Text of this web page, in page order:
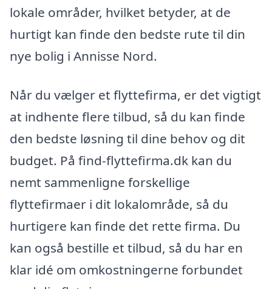
lokale områder, hvilket betyder, at de
hurtigt kan finde den bedste rute til din
nye bolig i Annisse Nord.
Når du vælger et flyttefirma, er det vigtigt
at indhente flere tilbud, så du kan finde
den bedste løsning til dine behov og dit
budget. På find-flyttefirma.dk kan du
nemt sammenligne forskellige
flyttefirmaer i dit lokalområde, så du
hurtigere kan finde det rette firma. Du
kan også bestille et tilbud, så du har en
klar idé om omkostningerne forbundet